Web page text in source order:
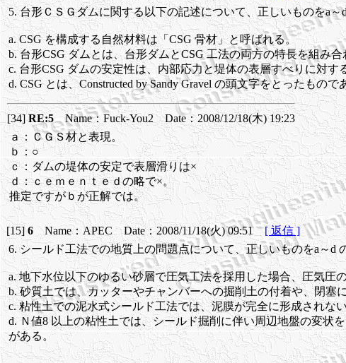
5. 台形ＣＳＧダムに関する以下の記述について、正しいものをa
a. CSG を構成する自然材料は「CSG 骨材」と呼ばれる。
b. 台形CSG ダムとは、台形ダムとCSG 工法の両方の特長を組み
c. 台形CSG ダムの安定性は、内部応力と堤体の表層すべりに対す
d. CSG とは、Constructed by Sandy Gravel の頭文字をとったもので
[34]RE:5 Name：Fuck-You2 Date：2008/12/18(木) 19:23
ａ：ＣＧＳ材と表現。
ｂ：○
ｃ：ダムの堤体の安定で表層滑りは×
ｄ：ｃｅｍｅｎｔｅｄの略で×。
推定ですがｂが正解では。
[15]6 Name：APEC Date：2008/11/18(火) 09:51[ 返信 ]
6. シールド工法での地質上の問題点について、正しいものをa～d
a. 地下水位以下のゆるい砂層で圧気工法を採用した場合、圧気
b. 砂質土では、カッターやチャンバーへの掘削土の付着や、閉塞
c. 粘性土での泥水式シールド工法では、泥膜が完全に形成され
d. Ｎ値8 以上の粘性土では、シールド掘削に伴い周辺地盤の変状
がある。